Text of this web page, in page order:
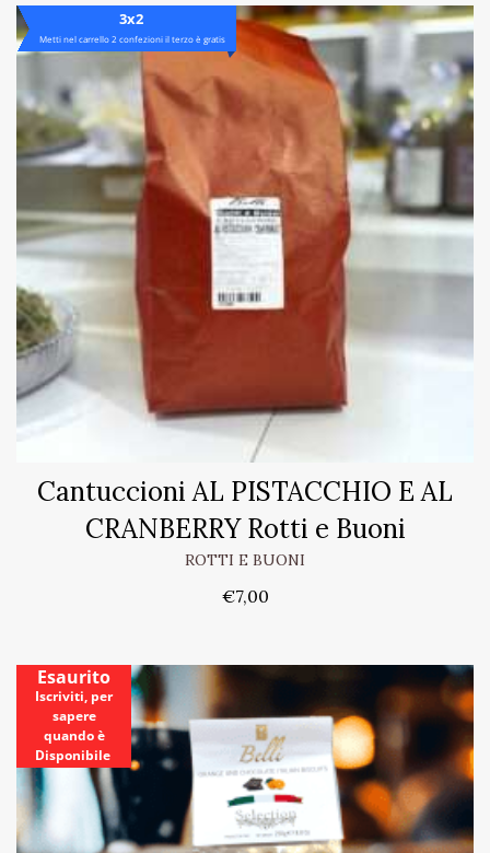
3x2
Metti nel carrello 2 confezioni il terzo è gratis
Cantuccioni AL PISTACCHIO E AL
CRANBERRY Rotti e Buoni
ROTTI E BUONI
€7,00
Esaurito
Iscriviti, per
sapere
quando è
Disponibile